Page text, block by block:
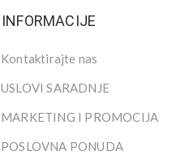
INFORMACIJE
Kontaktirajte nas
USLOVI SARADNJE
MARKETING I PROMOCIJA
POSLOVNA PONUDA